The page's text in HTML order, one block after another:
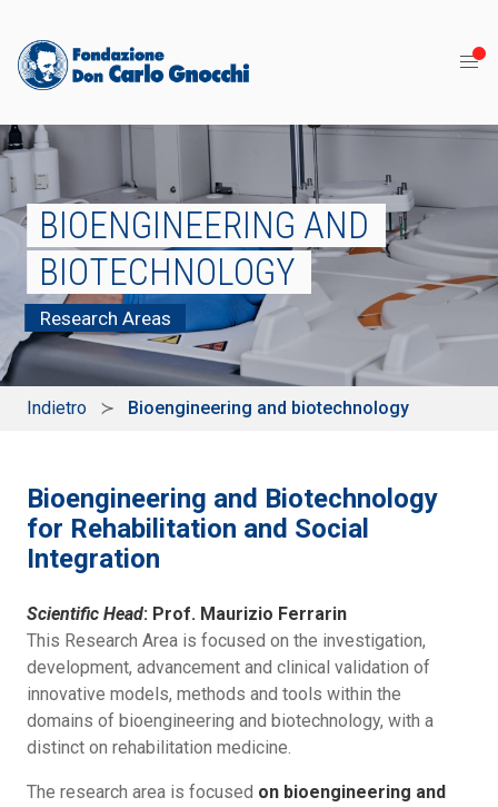
BIOENGINEERING AND
BIOTECHNOLOGY
Research Areas
Indietro Bioengineering and biotechnology
Bioengineering and Biotechnology
for Rehabilitation and Social
Integration
Scientific Head: Prof. Maurizio Ferrarin
This Research Area is focused on the investigation,
development, advancement and clinical validation of
innovative models, methods and tools within the
domains of bioengineering and biotechnology, with a
distinct on rehabilitation medicine.
The research area is focused on bioengineering and